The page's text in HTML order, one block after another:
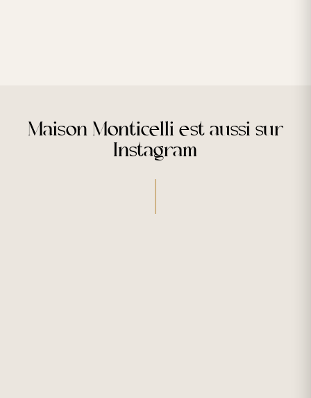
Maison Monticelli est aussi sur
Instagram